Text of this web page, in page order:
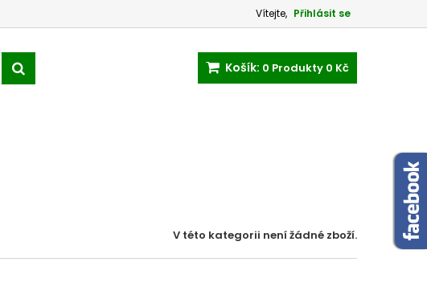
Vítejte, Přihlásit se
Košík: 0 Produkty 0 Kč
V této kategorii není žádné zboží.